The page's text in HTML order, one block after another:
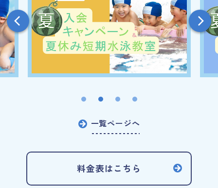
一覧ページへ
料金表はこちら